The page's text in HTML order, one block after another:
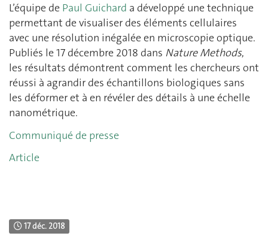
L’équipe de Paul Guichard a développé une technique
permettant de visualiser des éléments cellulaires
avec une résolution inégalée en microscopie optique.
Publiés le 17 décembre 2018 dans Nature Methods,
les résultats démontrent comment les chercheurs ont
réussi à agrandir des échantillons biologiques sans
les déformer et à en révéler des détails à une échelle
nanométrique.
Communiqué de presse
Article
17 déc. 2018